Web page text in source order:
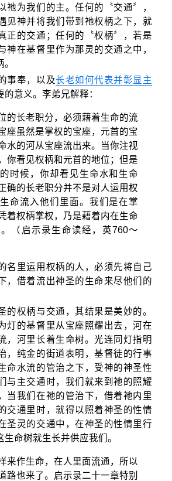
祂为我们的主。任何的〝交通〞，
见神并将我们带到祂权柄之下，就
正的交通；任何的〝权柄〞，若是
神在基督里作为那灵的交通之中，
事奉，以及长老如何代表并彰显主
的意义。李弟兄解释：
的长老职分，必须藉着生命的流
座虽然是掌权的宝座，元首的宝
水的河从宝座流出来。当你注视
你看见权柄和元首的地位；但是
时候，你却看见生命水和生命
确的长老职分并不是对人运用权
命流入他们里面。我们是在掌
着权柄掌权，乃是藉着内在生命
（启示录生命读经，英760～
名里运用权柄的人，必须先将自己
，借着流出神圣的生命来尽他们的
的权柄与交通，其结果是美妙的。
灯的基督里从宝座照耀出去，河在
，河里长着生命树。光连同灯指明
，纯金的街道表明，基督徒的行事
命水流的管治之下，受神的神圣性
与主交通时，我们就来到祂的照耀
当我们在祂的管治下，借着祂内里
交通里时，就得以照着神圣的性情
圣灵的交通中，在神圣的性情里行
命树就生长并供应我们。
来作生命，在人里面流通，所以
路也来了。启示录二十一章特别